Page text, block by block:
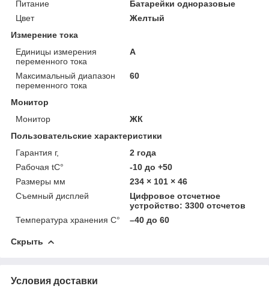
Питание
Батарейки одноразовые
Цвет
Желтый
Измерение тока
Единицы измерения
переменного тока
А
Максимальный диапазон
переменного тока
60
Монитор
Монитор
ЖК
Пользовательские характеристики
Гарантия г,
2 года
Рабочая tC°
-10 до +50
Размеры мм
234 × 101 × 46
Съемный дисплей
Цифровое отсчетное
устройство: 3300 отсчетов
Температура хранения C°
–40 до 60
Скрыть
Условия доставки